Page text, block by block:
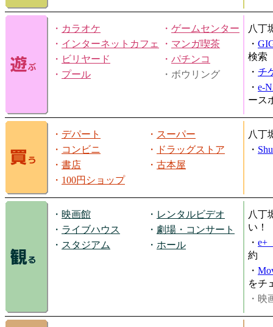
・ カラオケ ・ ゲームセンター
・ インターネットカフェ ・ マンガ喫茶
・ ビリヤード ・ パチンコ
・ プール ・ボウリング
八丁
・
検索
・ チ
・ e-
ース
・ デパート ・ スーパー
・ コンビニ ・
ドラッグストア
・ 書店 ・ 古本屋
・ 100円ショップ
八丁
・
・ 映画館 ・ レンタルビデオ
・ ライブハウス ・ 劇場・コンサート
・ スタジアム ・ ホール
八丁
い！
・ e+
約
・
をチ
・映